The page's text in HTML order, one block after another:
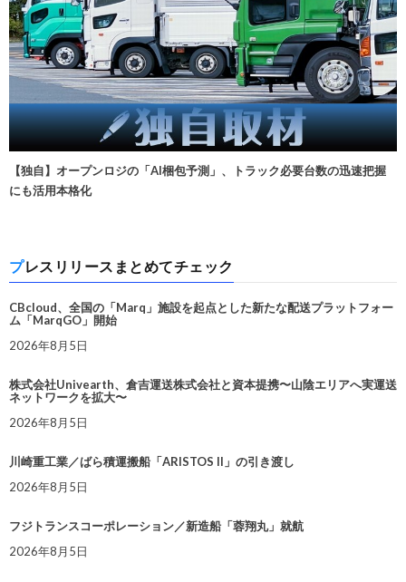
【独自】オープンロジの「AI梱包予測」、トラック必要台数の迅速把握
にも活用本格化
プレスリリースまとめてチェック
CBcloud、全国の「Marq」施設を起点とした新たな配送プラットフォー
ム「MarqGO」開始
2026年8月5日
株式会社Univearth、倉吉運送株式会社と資本提携〜山陰エリアへ実運送
ネットワークを拡大〜
2026年8月5日
川崎重工業／ばら積運搬船「ARISTOS II」の引き渡し
2026年8月5日
フジトランスコーポレーション／新造船「蓉翔丸」就航
2026年8月5日